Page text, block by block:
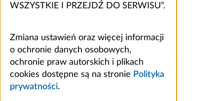
WSZYSTKIE I PRZEJDŹ DO SERWISU”.
Zmiana ustawień oraz więcej informacji
o ochronie danych osobowych,
ochronie praw autorskich i plikach
cookies dostępne są na stronie Polityka
prywatności.